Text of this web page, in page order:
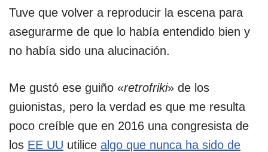
Tuve que volver a reproducir la escena para
asegurarme de que lo había entendido bien y
no había sido una alucinación.
Me gustó ese guiño «retrofriki» de los
guionistas, pero la verdad es que me resulta
poco creíble que en 2016 una congresista de
los EE UU utilice algo que nunca ha sido de